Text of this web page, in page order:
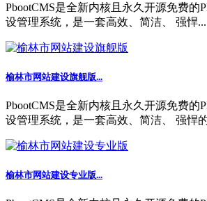
PbootCMS是全新内核且永久开源免费的
设管理系统，是一套高效、简洁、 强悍...
榆林市网站建设旗舰版...
PbootCMS是全新内核且永久开源免费的
设管理系统，是一套高效、简洁、 强悍
榆林市网站建设专业版...